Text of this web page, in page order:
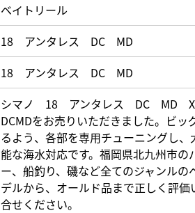
ベイトリール
18 アンタレス DC MD
18 アンタレス DC MD
シマノ 18 アンタレス DC MD XG
DCMDをお売りいただきました。ビ
るよう、各部を専用チューニングし
能な海水対応です。福岡県北九州市
ー、船釣り、磯など全てのジャンル
デルから、オールド品まで正しく評
合せください。